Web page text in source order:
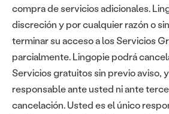
compra de servicios adicionales.
discreción y por cualquier razón o
terminar su acceso a los Servicios
parcialmente. Lingopie podrá
Servicios gratuitos sin previo aviso,
responsable ante usted ni ante
cancelación. Usted es el único